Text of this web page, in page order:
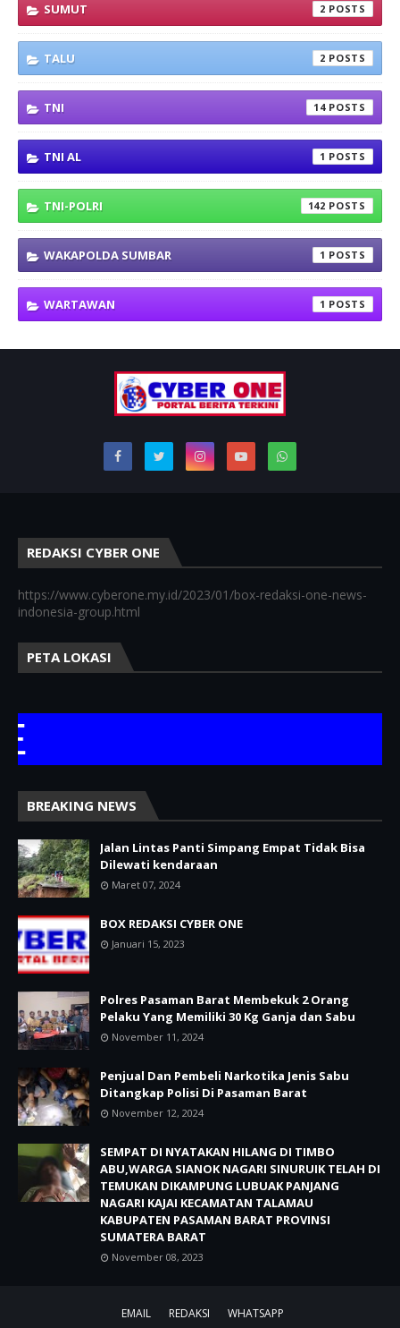
SUMUT 2
TALU 2
TNI 14
TNI AL 1
TNI-POLRI 142
WAKAPOLDA SUMBAR 1
WARTAWAN 1
REDAKSI CYBER ONE
https://www.cyberone.my.id/2023/01/box-redaksi-one-news-
indonesia-group.html
PETA LOKASI
BREAKING NEWS
Jalan Lintas Panti Simpang Empat Tidak Bisa
Dilewati kendaraan
Maret 07, 2024
BOX REDAKSI CYBER ONE
Januari 15, 2023
Polres Pasaman Barat Membekuk 2 Orang
Pelaku Yang Memiliki 30 Kg Ganja dan Sabu
November 11, 2024
Penjual Dan Pembeli Narkotika Jenis Sabu
Ditangkap Polisi Di Pasaman Barat
November 12, 2024
SEMPAT DI NYATAKAN HILANG DI TIMBO
ABU,WARGA SIANOK NAGARI SINURUIK TELAH DI
TEMUKAN DIKAMPUNG LUBUAK PANJANG
NAGARI KAJAI KECAMATAN TALAMAU
KABUPATEN PASAMAN BARAT PROVINSI
SUMATERA BARAT
November 08, 2023
EMAIL REDAKSI WHATSAPP